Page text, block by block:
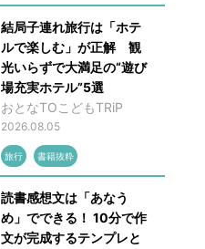
結局子連れ旅行は「ホテ
ルで楽しむ」が正解 観
光いらずで大満足の“遊び
場充実ホテル”5選
おとなTOこどもTRiP
2026.08.05
旅行 書籍抜粋
読書感想文は「あなう
め」でできる！ 10分で作
文が完成するテンプレと